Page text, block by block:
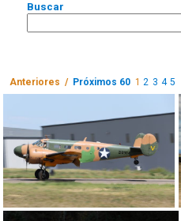
Buscar
Anteriores / Próximos 60 1 2 3 4 5